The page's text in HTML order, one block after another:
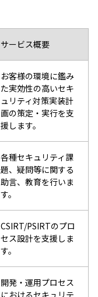
サービス概要
お客様の環境に鑑み
た実効性の高いセキ
ュリティ対策実装計
画の策定・実行を支
援します。
各種セキュリティ課
題、疑問等に関する
助言、教育を行いま
す。
CSIRT/PSIRTのプロ
セス設計を支援しま
す。
開発・運用プロセス